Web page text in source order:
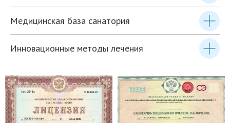
Медицинская база санатория
Инновационные методы лечения